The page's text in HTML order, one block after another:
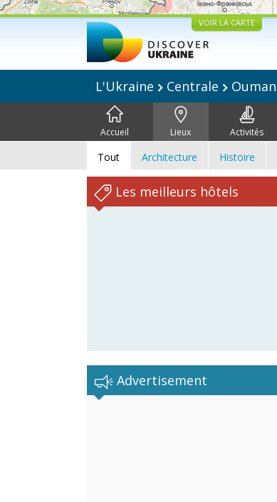
VOIR LA CARTE
L'Ukraine Centrale Ouman
Accueil Lieux Activités
Tout Architecture Histoire
Les meilleurs hôtels
Advertisement